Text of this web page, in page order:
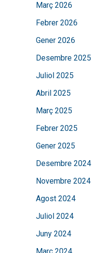
Març 2026
Febrer 2026
Gener 2026
Desembre 2025
Juliol 2025
Abril 2025
Març 2025
Febrer 2025
Gener 2025
Desembre 2024
Novembre 2024
Agost 2024
Juliol 2024
Juny 2024